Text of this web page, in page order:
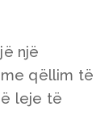
një
me qëllim të
leje të